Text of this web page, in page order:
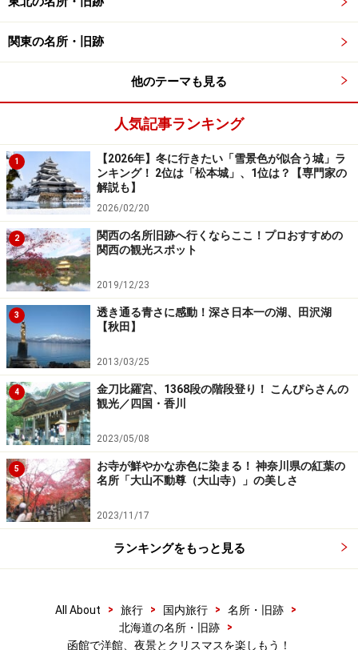
関東の名所・旧跡
他のテーマも見る
人気記事ランキング
1
【2026年】冬に行きたい「雪景色が似合う城」ラ
ンキング！ 2位は「松本城」、1位は？【専門家の
解説も】
2026/02/20
2
関西の名所旧跡へ行くならここ！プロおすすめの
関西の観光スポット
2019/12/23
3
透き通る青さに感動！深さ日本一の湖、田沢湖
【秋田】
2013/03/25
4
金刀比羅宮、1368段の階段登り！ こんぴらさんの
観光／四国・香川
2023/05/08
5
お寺が鮮やかな赤色に染まる！ 神奈川県の紅葉の
名所「大山不動尊（大山寺）」の美しさ
2023/11/17
ランキングをもっと見る
All About > 旅行 > 国内旅行 > 名所・旧跡
>
北海道の名所・旧跡
>
函館で洋館、夜景とクリスマスを楽しもう！